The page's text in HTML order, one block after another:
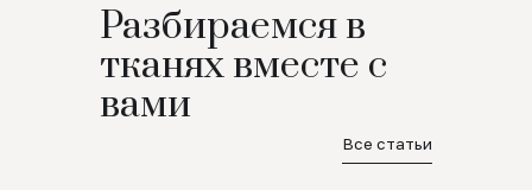
Разбираемся в
тканях вместе с
вами
Все статьи